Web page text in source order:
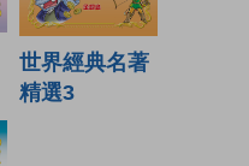
世界經典名著
精選3